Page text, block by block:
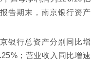
告期末，南京银行资产
银行总资产分别同比增
；营业收入同比增速